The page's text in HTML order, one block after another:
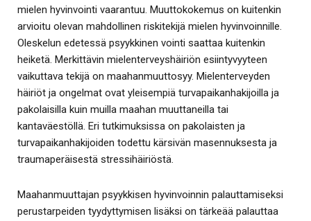
mielen hyvinvointi vaarantuu. Muuttokokemus on kuitenkin
arvioitu olevan mahdollinen riskitekijä mielen hyvinvoinnille.
Oleskelun edetessä psyykkinen vointi saattaa kuitenkin
heiketä. Merkittävin mielenterveyshäiriön esiintyvyyteen
vaikuttava tekijä on maahanmuuttosyy. Mielenterveyden
häiriöt ja ongelmat ovat yleisempiä turvapaikanhakijoilla ja
pakolaisilla kuin muilla maahan muuttaneilla tai
kantaväestöllä. Eri tutkimuksissa on pakolaisten ja
turvapaikanhakijoiden todettu kärsivän masennuksesta ja
traumaperäisestä stressihäiriöstä.
Maahanmuuttajan psyykkisen hyvinvoinnin palauttamiseksi
perustarpeiden tyydyttymisen lisäksi on tärkeää palauttaa